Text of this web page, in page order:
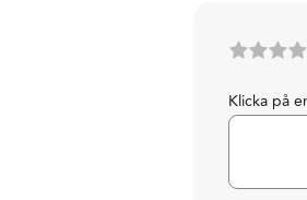
Klicka på